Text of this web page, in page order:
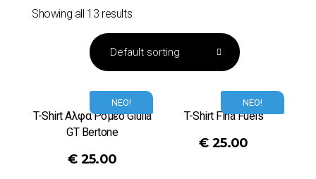
Showing all 13 results
ΝΕΟ!
T-Shirt Αλφα Ρομεο Giulia
GT Bertone
€ 25.00
ΝΕΟ!
T-Shirt Fina Fuels
€ 25.00